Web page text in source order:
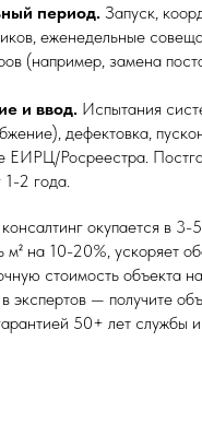
период. Запуск,
еженедельные
(например, замена
и ввод. Испытания
дефектовка,
ЕИРЦ/Росреестра.
1-2 года.
окупается в 3-
м² на 10-20%, ускоряет
стоимость объекта
экспертов — получите
50+ лет службы